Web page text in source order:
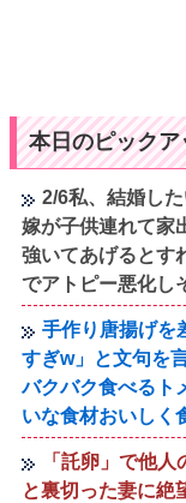
本日のピック
2/6私、結婚し
嫁が子供連れて家
強いてあげるとす
でアトピー悪化し
手作り唐揚げを
すぎw」と文句を
バクバク食べるト
いな食材おいしく
「託卵」で他
と裏切った妻に